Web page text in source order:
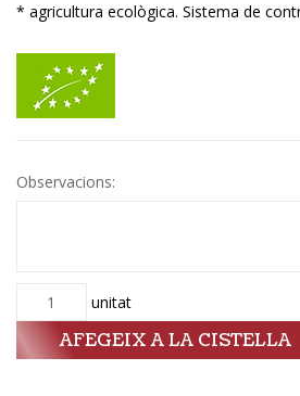
* agricultura ecològica. Sistema de
Observacions:
Quantitat unitat
AFEGEIX A LA CISTELLA